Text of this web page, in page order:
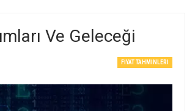
Ve Geleceği
FIYAT TAHMINLERI